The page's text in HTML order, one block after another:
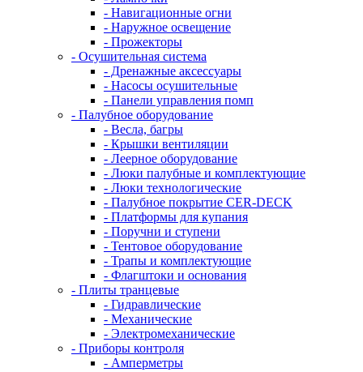
- Навигационные огни
- Наружное освещение
- Прожекторы
- Осушительная система
- Дренажные аксессуары
- Насосы осушительные
- Панели управления помп
- Палубное оборудование
- Весла, багры
- Крышки вентиляции
- Леерное оборудование
- Люки палубные и комплектующие
- Люки технологические
- Палубное покрытие CER-DECK
- Платформы для купания
- Поручни и ступени
- Тентовое оборудование
- Трапы и комплектующие
- Флагштоки и основания
- Плиты транцевые
- Гидравлические
- Механические
- Электромеханические
- Приборы контроля
- Амперметры